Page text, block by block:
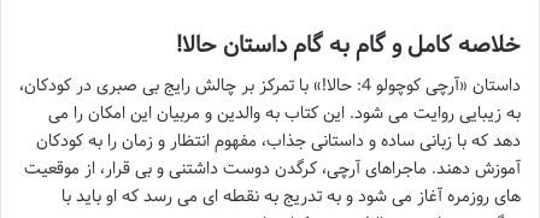
خلاصه کامل و گام به گام داستان حالا!
داستان «آرچی کوچولو 4: حالا!» با تمرکز بر چالش رایج بی صبری در کودکان،
به زیبایی روایت می شود. این کتاب به والدین و مربیان این امکان را می
دهد که با زبانی ساده و داستانی جذاب، مفهوم انتظار و زمان را به کودکان
آموزش دهند. ماجراهای آرچی، کرگدن دوست داشتنی و بی قرار، از موقعیت
های روزمره آغاز می شود و به تدریج به نقطه ای می رسد که او باید با